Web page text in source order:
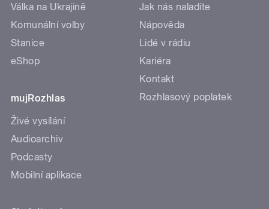
Válka na Ukrajině
Komunální volby
Stanice
eShop
mujRozhlas
Živé vysílání
Audioarchiv
Podcasty
Mobilní aplikace
Jak nás naladíte
Nápověda
Lidé v rádiu
Kariéra
Kontakt
Rozhlasový poplatek